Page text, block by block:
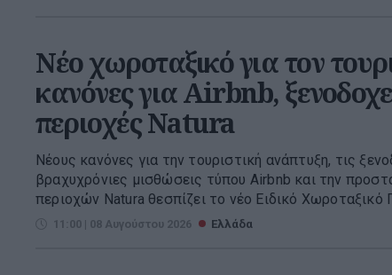
Νέο χωροταξικό για τον
κανόνες για Airbnb,
περιοχές Natura
Νέους κανόνες για την τουριστική ανάπτυξη, τις
βραχυχρόνιες μισθώσεις τύπου Airbnb και την
περιοχών Natura θεσπίζει το νέο Ειδικό Χωροταξικό
11:00 | 08 Αυγούστου 2026 Ελλάδα